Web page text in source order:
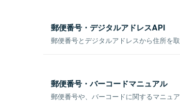
郵便番号・デジタルアドレスAPI
郵便番号とデジタルアドレスから住所を
郵便番号・バーコードマニュアル
郵便番号や、バーコードに関するマニュ